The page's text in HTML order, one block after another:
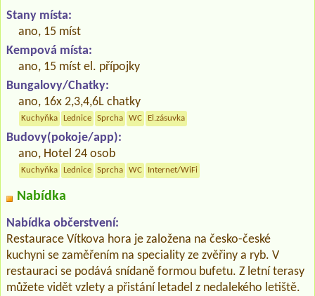
Stany místa:
ano, 15 míst
Kempová místa:
ano, 15 míst el. přípojky
Bungalovy/Chatky:
ano, 16x 2,3,4,6L chatky
Kuchyňka Lednice Sprcha WC El.zásuvka
Budovy(pokoje/app):
ano, Hotel 24 osob
Kuchyňka Lednice Sprcha WC Internet/WiFi
Nabídka
Nabídka občerstvení:
Restaurace Vítkova hora je založena na česko-české
kuchyni se zaměřením na speciality ze zvěřiny a ryb. V
restauraci se podává snídaně formou bufetu. Z letní terasy
můžete vidět vzlety a přistání letadel z nedalekého letiště.